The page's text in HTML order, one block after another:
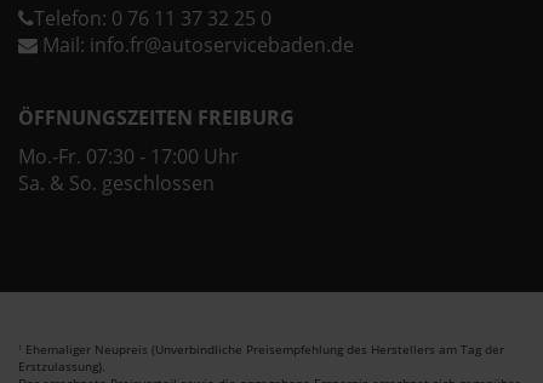
Telefon: 0 76 11 37 32 25 0
Mail: info.fr@autoservicebaden.de
ÖFFNUNGSZEITEN FREIBURG
Mo.-Fr. 07:30 - 17:00 Uhr
Sa. & So. geschlossen
1 Ehemaliger Neupreis (Unverbindliche Preisempfehlung des Herstellers am Tag der
Erstzulassung).